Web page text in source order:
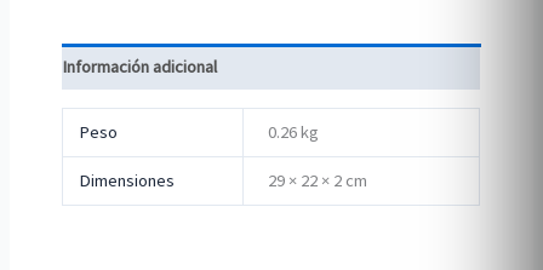
Información adicional
Peso 0.26 kg
Dimensiones 29 × 22 × 2 cm